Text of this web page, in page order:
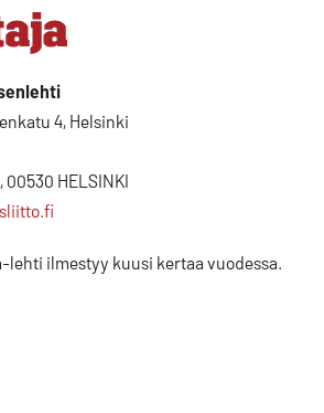
4, Helsinki
00530 HELSINKI
lehti ilmestyy kuusi kertaa vuodessa.